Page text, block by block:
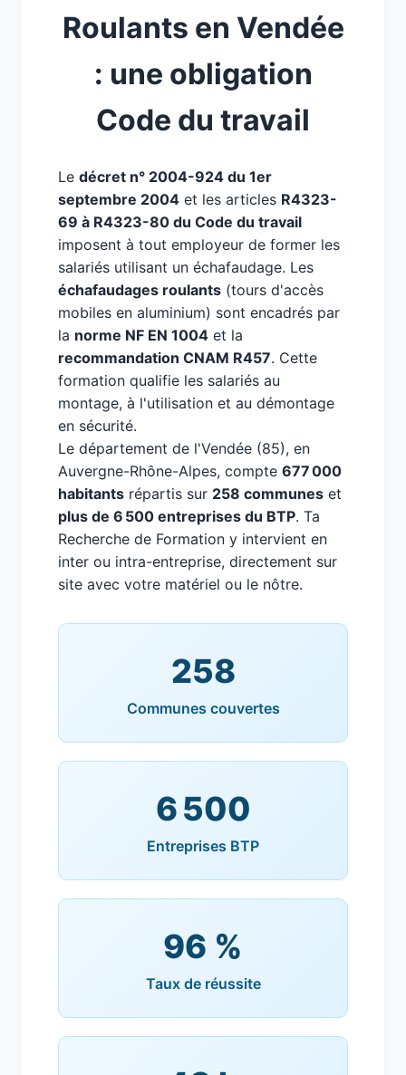
Roulants en Vendée
: une obligation
Code du travail
Le décret n° 2004-924 du 1er
septembre 2004 et les articles R4323-
69 à R4323-80 du Code du travail
imposent à tout employeur de former les
salariés utilisant un échafaudage. Les
échafaudages roulants (tours d'accès
mobiles en aluminium) sont encadrés par
la norme NF EN 1004 et la
recommandation CNAM R457. Cette
formation qualifie les salariés au
montage, à l'utilisation et au démontage
en sécurité.
Le département de l'Vendée (85), en
Auvergne-Rhône-Alpes, compte 677 000
habitants répartis sur 258 communes et
plus de 6 500 entreprises du BTP. Ta
Recherche de Formation y intervient en
inter ou intra-entreprise, directement sur
site avec votre matériel ou le nôtre.
258
Communes couvertes
6 500
Entreprises BTP
96 %
Taux de réussite